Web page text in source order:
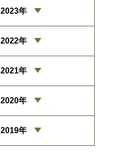
2023年
2022年
2021年
2020年
2019年